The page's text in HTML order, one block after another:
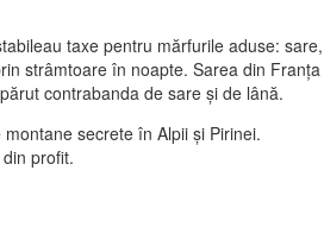
taxe pentru mărfurile aduse: sare,
strâmtoare în noapte. Sarea din Franța
contrabanda de sare și de lână.
secrete în Alpii și Pirinei.
profit.